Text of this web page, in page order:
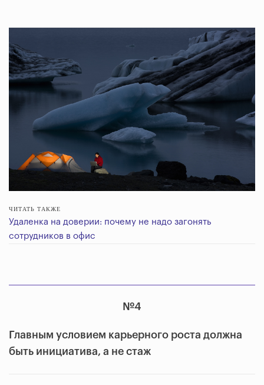
ЧИТАТЬ ТАКЖЕ
Удаленка на доверии: почему не надо загонять
сотрудников в офис
№4
Главным условием карьерного роста должна
быть инициатива, а не стаж